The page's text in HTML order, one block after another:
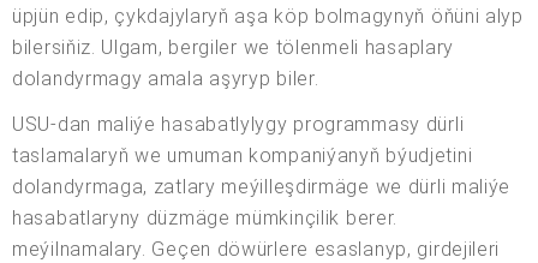
üpjün edip, çykdajylaryň aşa köp bolmagynyň öňüni alyp
bilersiňiz. Ulgam, bergiler we tölenmeli hasaplary
dolandyrmagy amala aşyryp biler.
USU-dan maliýe hasabatlylygy programmasy dürli
taslamalaryň we umuman kompaniýanyň býudjetini
dolandyrmaga, zatlary meýilleşdirmäge we dürli maliýe
hasabatlaryny düzmäge mümkinçilik berer.
meýilnamalary. Geçen döwürlere esaslanyp, girdejileri